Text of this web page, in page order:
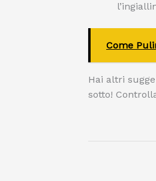
Come
Hai altri
sotto!